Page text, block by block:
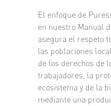
El enfoque de
en nuestro Manual
asegura el respeto
las poblaciones
de los derechos de
trabajadores, la
ecosistema y de la
mediante una